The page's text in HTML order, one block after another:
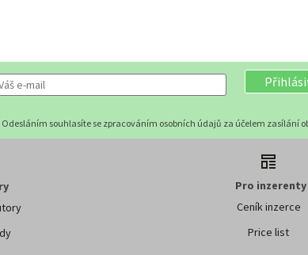
Odesláním souhlasíte se zpracováním osobních údajů za účelem zasílání
Pro inzerenty
Ceník inzerce
Price list